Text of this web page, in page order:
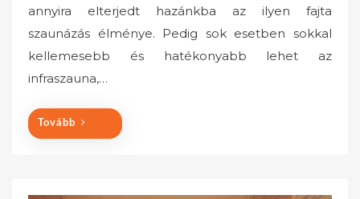
e
d
o
annyira elterjedt hazánkba az ilyen fajta
szaunázás élménye. Pedig sok esetben sokkal
kellemesebb és hatékonyabb lehet az
infraszauna,…
Tovább